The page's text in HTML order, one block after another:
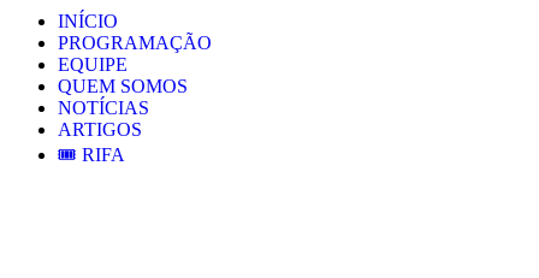
INÍCIO
PROGRAMAÇÃO
EQUIPE
QUEM SOMOS
NOTÍCIAS
ARTIGOS
🎟️ RIFA